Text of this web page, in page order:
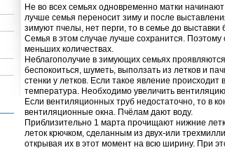
Не во всех семьях одновременно матки
лучше семья переносит зиму и после
зимуют пчелы, нет перги, то в семье до
Семья в этом случае лучше сохранится. Поэтому
меньших количествах.
Неблагополучие в зимующих семьях
беспокоиться, шуметь, выползать из летков и
стенки у летков. Если такое явление
температура. Необходимо увеличить
Если вентиляционных труб недостаточно, то в
вентиляционные окна. Пчёлам дают воду.
Приблизительно 1 марта прочищают нижние
леток крючком, сделанным из двух-или
открывая их в этот момент на всю ширину. При